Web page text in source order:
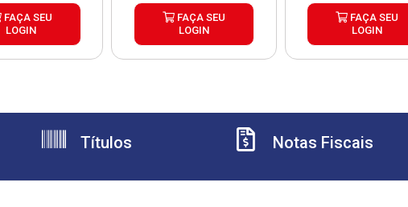
FAÇA SEU
LOGIN
FAÇA SEU
LOGIN
FAÇA SEU
LOGIN
Títulos Notas Fiscais